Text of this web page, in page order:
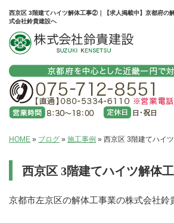
西京区 3階建てハイツ解体工事②｜【求人掲載中】京都府の
式会社鈴貴建設へ
HOME » ブログ » 施工事例 » 西京区 3階建てハイ
西京区 3階建てハイツ解体
京都市左京区の解体工事業の株式会社鈴